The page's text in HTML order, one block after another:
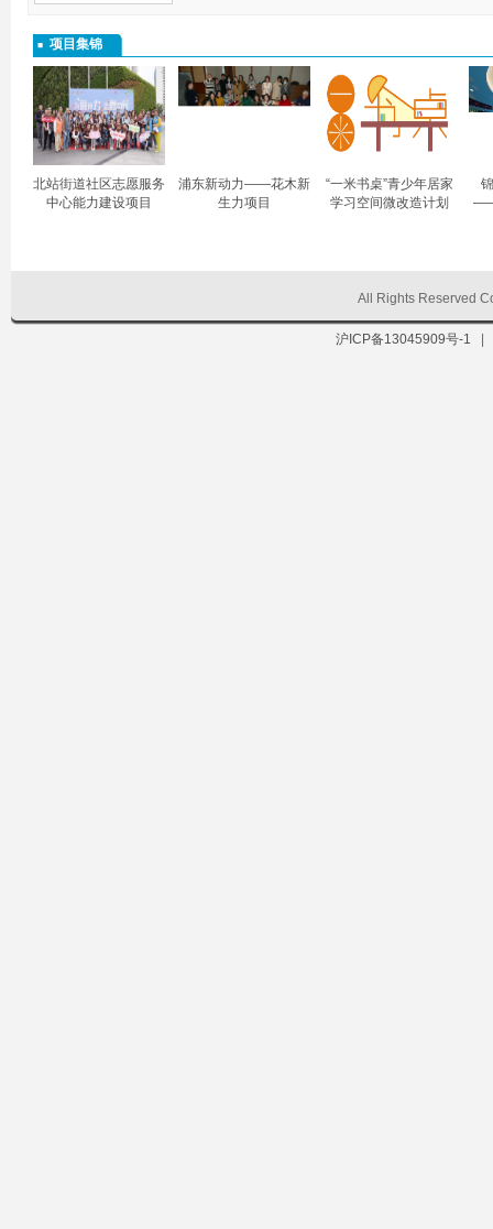
项目集锦
北站街道社区志愿服务
中心能力建设项目
浦东新动力——花木新
生力项目
“一米书桌”青少年居家
学习空间微改造计划
All Rights Reserved
沪ICP备13045909号-1